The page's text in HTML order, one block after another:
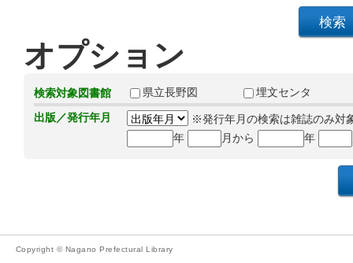
オプション
検索対象図書館 県立長野図
埋文センタ
出版／発行年月
※発行年月の検索は雑誌のみ対
年
月から 年
Copyright © Nagano Prefectural Library